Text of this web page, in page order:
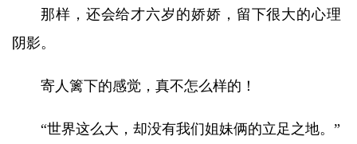
那样，还会给才六岁的娇娇，留下很大的心理
阴影。
寄人篱下的感觉，真不怎么样的！
“世界这么大，却没有我们姐妹俩的立足之地。”